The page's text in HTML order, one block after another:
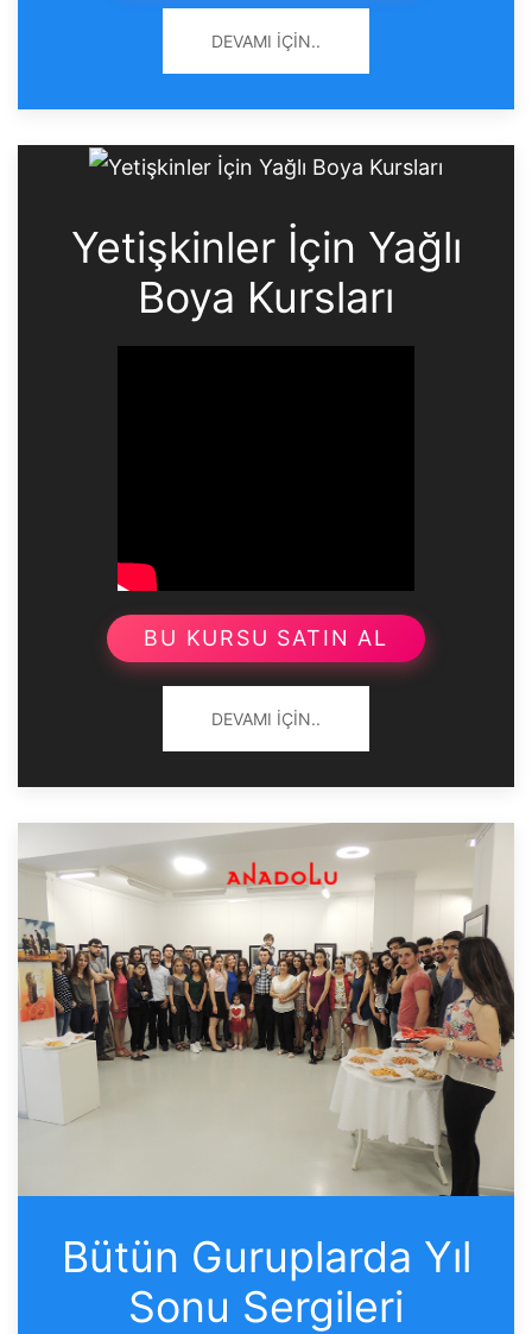
DEVAMI İÇIN..
Yetişkinler İçin Yağlı
Boya Kursları
BU KURSU SATIN AL
DEVAMI İÇIN..
Bütün Guruplarda Yıl
Sonu Sergileri